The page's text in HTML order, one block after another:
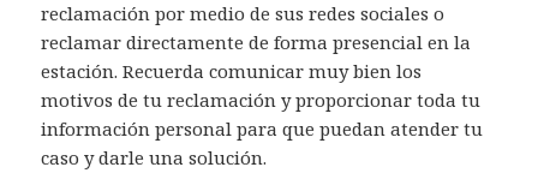
reclamación por medio de sus redes sociales o
reclamar directamente de forma presencial en la
estación. Recuerda comunicar muy bien los
motivos de tu reclamación y proporcionar toda tu
información personal para que puedan atender tu
caso y darle una solución.